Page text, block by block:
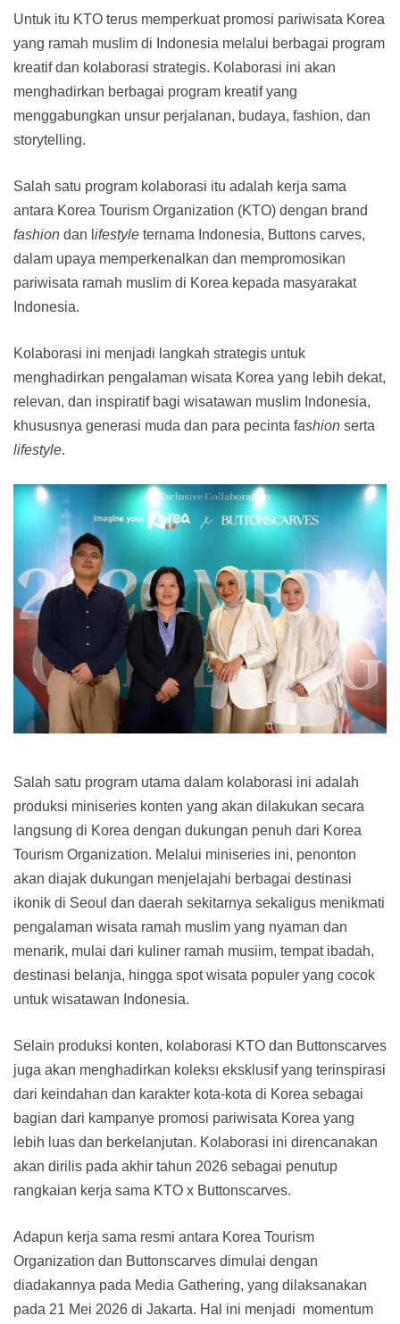
Untuk itu KTO terus memperkuat promosi pariwisata Korea
yang ramah muslim di Indonesia melalui berbagai program
kreatif dan kolaborasi strategis. Kolaborasi ini akan
menghadirkan berbagai program kreatif yang
menggabungkan unsur perjalanan, budaya, fashion, dan
storytelling.
Salah satu program kolaborasi itu adalah kerja sama
antara Korea Tourism Organization (KTO) dengan brand
fashion dan l ifestyle ternama Indonesia, Buttons carves,
dalam upaya memperkenalkan dan mempromosikan
pariwisata ramah muslim di Korea kepada masyarakat
Indonesia.
Kolaborasi ini menjadi langkah strategis untuk
menghadirkan pengalaman wisata Korea yang lebih dekat,
relevan, dan inspiratif bagi wisatawan muslim Indonesia,
khususnya generasi muda dan para pecinta fashion serta
lifestyle.
Salah satu program utama dalam kolaborasi ini adalah
produksi miniseries konten yang akan dilakukan secara
langsung di Korea dengan dukungan penuh dari Korea
Tourism Organization. Melalui miniseries ini, penonton
akan diajak dukungan menjelajahi berbagai destinasi
ikonik di Seoul dan daerah sekitarnya sekaligus menikmati
pengalaman wisata ramah muslim yang nyaman dan
menarik, mulai dari kuliner ramah musiim, tempat ibadah,
destinasi belanja, hingga spot wisata populer yang cocok
untuk wisatawan Indonesia.
Selain produksi konten, kolaborasi KTO dan Buttonscarves
juga akan menghadirkan koleksı eksklusif yang terinspirasi
dari keindahan dan karakter kota-kota di Korea sebagai
bagian dari kampanye promosi pariwisata Korea yang
lebih luas dan berkelanjutan. Kolaborasi ini direncanakan
akan dirilis pada akhir tahun 2026 sebagai penutup
rangkaian kerja sama KTO x Buttonscarves.
Adapun kerja sama resmi antara Korea Tourism
Organization dan Buttonscarves dimulai dengan
diadakannya pada Media Gathering, yang dilaksanakan
pada 21 Mei 2026 di Jakarta. Hal ini menjadi momentum